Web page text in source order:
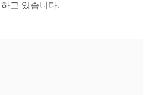
고 있습니다.